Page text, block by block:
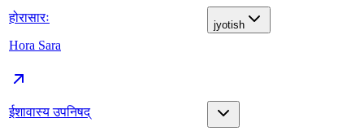
होरासारः
Hora Sara
jyotish
ईशावास्य उपनिषद्